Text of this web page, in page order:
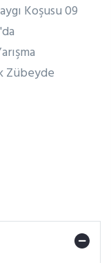
Koşusu 09
Zübeyde